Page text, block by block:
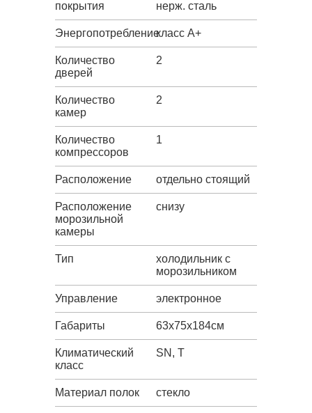
покрытия нерж. сталь
Энергопотреблениекласс A+
Количество
дверей
2
Количество
камер
2
Количество
компрессоров
1
Расположение отдельно стоящий
Расположение
морозильной
камеры
снизу
Тип
холодильник с
морозильником
Управление электронное
Габариты 63х75х184см
Климатический
класс
SN, T
Материал полок стекло